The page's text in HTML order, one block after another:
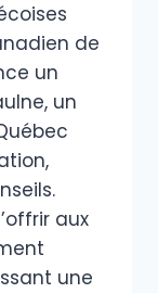
de
un
un
aux
une